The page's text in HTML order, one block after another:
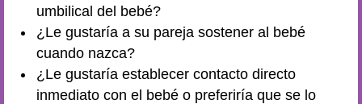
umbilical del bebé?
¿Le gustaría a su pareja sostener al bebé
cuando nazca?
¿Le gustaría establecer contacto directo
inmediato con el bebé o preferiría que se lo